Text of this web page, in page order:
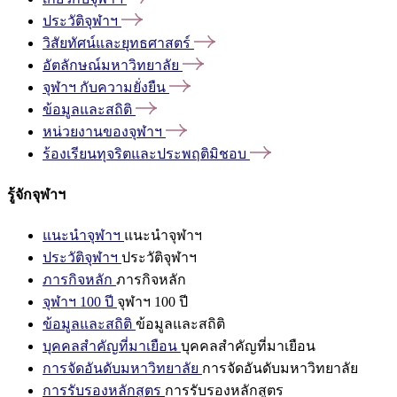
ประวัติจุฬาฯ
วิสัยทัศน์และยุทธศาสตร์
อัตลักษณ์มหาวิทยาลัย
จุฬาฯ กับความยั่งยืน
ข้อมูลและสถิติ
หน่วยงานของจุฬาฯ
ร้องเรียนทุจริตและประพฤติมิชอบ
รู้จักจุฬาฯ
แนะนำจุฬาฯ แนะนำจุฬาฯ
ประวัติจุฬาฯ ประวัติจุฬาฯ
ภารกิจหลัก ภารกิจหลัก
จุฬาฯ 100 ปี จุฬาฯ 100 ปี
ข้อมูลและสถิติ ข้อมูลและสถิติ
บุคคลสำคัญที่มาเยือน บุคคลสำคัญที่มาเยือน
การจัดอันดับมหาวิทยาลัย การจัดอันดับมหาวิทยาลัย
การรับรองหลักสูตร การรับรองหลักสูตร